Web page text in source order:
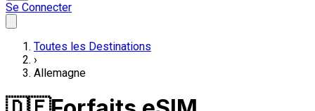
Se Connecter
Toutes les Destinations
›
Allemagne